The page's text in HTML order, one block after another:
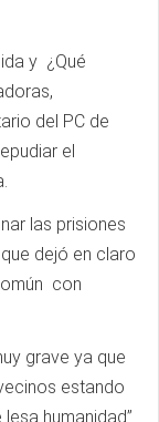
y ¿Qué
del PC de
el
las prisiones
dejó en claro
con
grave ya que
estando
humanidad”